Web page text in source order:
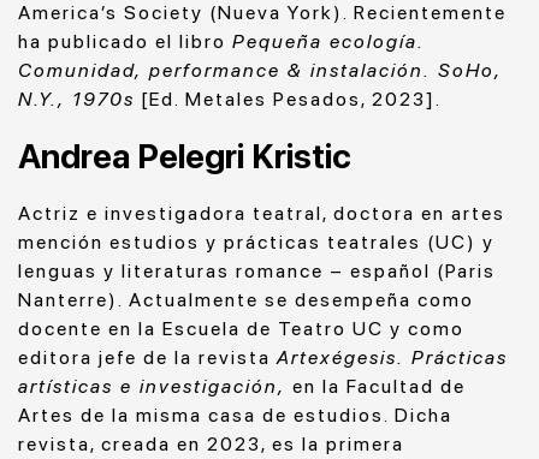
America’s Society (Nueva York). Recientemente
ha publicado el libro Pequeña ecología.
Comunidad, performance & instalación. SoHo,
N.Y., 1970s [Ed. Metales Pesados, 2023].
Andrea Pelegri Kristic
Actriz e investigadora teatral, doctora en artes
mención estudios y prácticas teatrales (UC) y
lenguas y literaturas romance – español (Paris
Nanterre). Actualmente se desempeña como
docente en la Escuela de Teatro UC y como
editora jefe de la revista Artexégesis. Prácticas
artísticas e investigación, en la Facultad de
Artes de la misma casa de estudios. Dicha
revista, creada en 2023, es la primera